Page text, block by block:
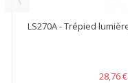
LS270A - Trépied
28,76 €